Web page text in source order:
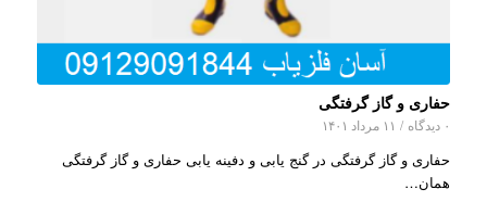
حفاری و گاز گرفتگی
۰ دیدگاه / ۱۱ مرداد ۱۴۰۱
حفاری و گاز گرفتگی در گنج یابی و دفینه یابی حفاری و گاز گرفتگی
همان…